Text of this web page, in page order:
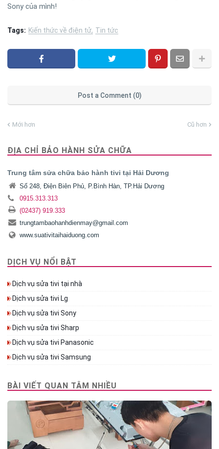
Sony của mình!
Tags: Kiến thức về điện tử Tin tức
Post a Comment (0)
Mới hơn Cũ hơn
ĐỊA CHỈ BẢO HÀNH SỬA CHỮA
Trung tâm sửa chữa bảo hành tivi tại Hải Dương
Số 248, Điện Biên Phủ, P.Bình Hàn, TP.Hải Dương
0915.313.313
(02437) 919.333
trungtambaohanhdienmay@gmail.com
www.suativitaihaiduong.com
DỊCH VỤ NỔI BẬT
Dịch vụ sửa tivi tại nhà
Dịch vụ sửa tivi Lg
Dịch vụ sửa tivi Sony
Dịch vụ sửa tivi Sharp
Dịch vụ sửa tivi Panasonic
Dịch vụ sửa tivi Samsung
BÀI VIẾT QUAN TÂM NHIỀU